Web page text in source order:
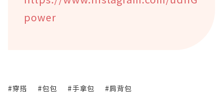
power
#穿搭 #包包 #手拿包 #肩背包